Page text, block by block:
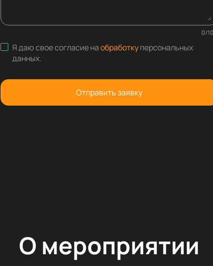
0/
Я даю свое согласие наобработкуперсональных
данных.
Отправить заявку
О мероприятии